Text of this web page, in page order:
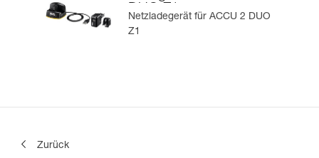
DUO Z1
Netzladegerät für ACCU 2 DUO
Z1
Zurück